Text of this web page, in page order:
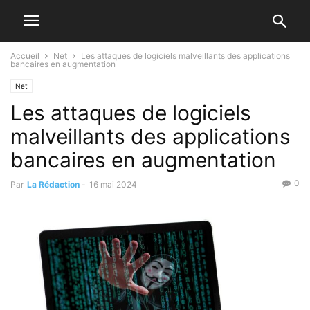
Accueil Net
Les attaques de logiciels malveillants des applications
bancaires en augmentation
Net
Les attaques de logiciels
malveillants des applications
bancaires en augmentation
Par La Rédaction - 16 mai 2024 0